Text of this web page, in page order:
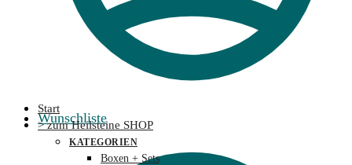
Wunschliste
Start
> zum Heilsteine SHOP
KATEGORIEN
Boxen + Sets